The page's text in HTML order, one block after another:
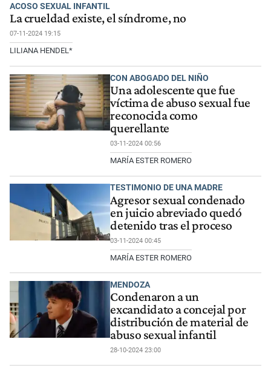
ACOSO SEXUAL INFANTIL
La crueldad existe, el síndrome, no
07-11-2024 19:15
LILIANA HENDEL*
CON ABOGADO DEL NIÑO
Una adolescente que fue
víctima de abuso sexual fue
reconocida como
querellante
03-11-2024 00:56
MARÍA ESTER ROMERO
TESTIMONIO DE UNA MADRE
Agresor sexual condenado
en juicio abreviado quedó
detenido tras el proceso
03-11-2024 00:45
MARÍA ESTER ROMERO
MENDOZA
Condenaron a un
excandidato a concejal por
distribución de material de
abuso sexual infantil
28-10-2024 23:00